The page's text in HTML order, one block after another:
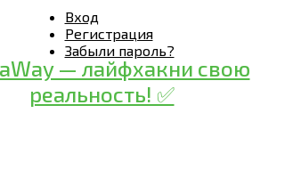
Вход
Регистрация
Забыли пароль?